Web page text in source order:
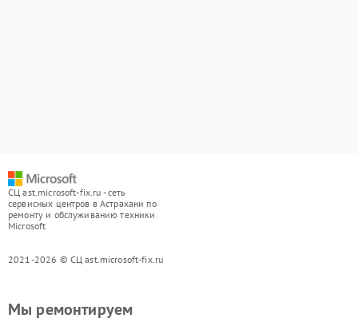
СЦ ast.microsoft-fix.ru - сеть
сервисных центров в Астрахани по
ремонту и обслуживанию техники
Microsoft
2021-2026 © СЦ ast.microsoft-fix.ru
Мы ремонтируем